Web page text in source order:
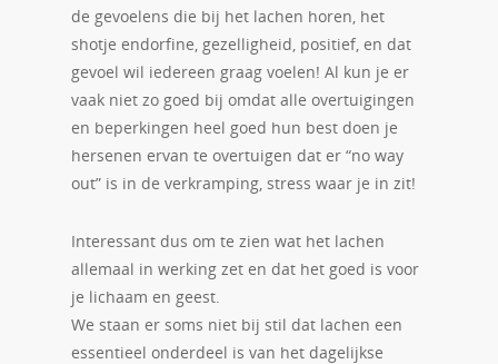
de gevoelens die bij het lachen horen, het
shotje endorfine, gezelligheid, positief, en dat
gevoel wil iedereen graag voelen! Al kun je er
vaak niet zo goed bij omdat alle overtuigingen
en beperkingen heel goed hun best doen je
hersenen ervan te overtuigen dat er “no way
out” is in de verkramping, stress waar je in zit!
Interessant dus om te zien wat het lachen
allemaal in werking zet en dat het goed is voor
je lichaam en geest.
We staan er soms niet bij stil dat lachen een
essentieel onderdeel is van het dagelijkse